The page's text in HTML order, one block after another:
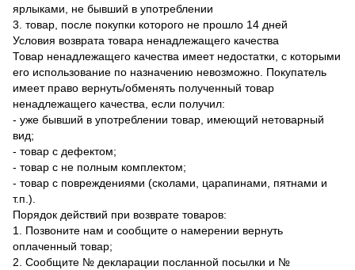
ярлыками, не бывший в употреблении
3. товар, после покупки которого не прошло 14 дней
Условия возврата товара ненадлежащего качества
Товар ненадлежащего качества имеет недостатки, с которыми
его использование по назначению невозможно. Покупатель
имеет право вернуть/обменять полученный товар
ненадлежащего качества, если получил:
- уже бывший в употреблении товар, имеющий нетоварный
вид;
- товар с дефектом;
- товар с не полным комплектом;
- товар с повреждениями (сколами, царапинами, пятнами и
т.п.).
Порядок действий при возврате товаров:
1. Позвоните нам и сообщите о намерении вернуть
оплаченный товар;
2. Сообщите № декларации посланной посылки и №